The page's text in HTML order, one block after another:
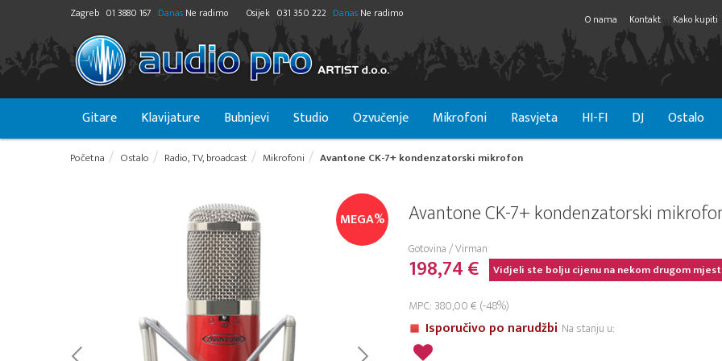
Zagreb 01 3880 167 Danas Ne radimo Osijek 031 350 222 Danas Ne radimo O nama Kontakt Kako kupiti
Gitare Klavijature Bubnjevi Studio Ozvučenje Mikrofoni Rasvjeta HI-FI DJ Ostalo
Početna Ostalo Radio, TV, broadcast Mikrofoni Avantone CK-7+ kondenzatorski mikrofon
MEGA% Avantone CK-7+ kondenzatorski
Gotovina / Virman
198,74 € Vidjeli ste bolju cijenu na nekom drugom
MPC: 380,00 € (-48%)
Isporučivo po narudžbi Na stanju u: